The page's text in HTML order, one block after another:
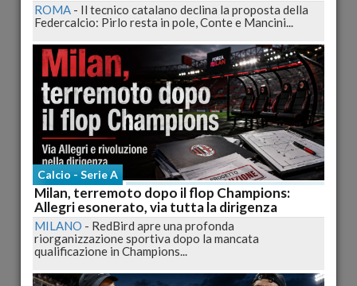
Karate L’Aquila da applausi: Filippo Caraccia vola
alle finali nazionali FIJLKAM
L'AQUILA-Grande giornata per la CPGA Karate L’Aquila ad
Avezzano: oro regionale per Caraccia, medaglie per...
pubblicato il 05/05/2026 19:47
Altri Sport
ROMA - Il tecnico catalano declina la proposta della
Federcalcio: Pirlo resta in pole, Conte e Mancini...
Calcio - Serie A
Milan, terremoto dopo il flop Champions:
Allegri esonerato, via tutta la dirigenza
MILANO - RedBird apre una profonda
riorganizzazione sportiva dopo la mancata
qualificazione in Champions...